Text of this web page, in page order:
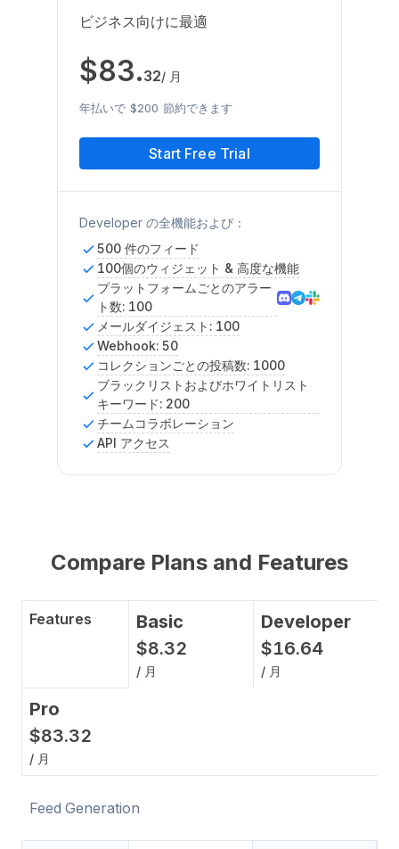
ビジネス向けに最適
$83.32/ 月
年払いで $200 節約できます
Start Free Trial
Developer の全機能および：
500 件のフィード
100個のウィジェット & 高度な機能
プラットフォームごとのアラー
ト数: 100
メールダイジェスト: 100
Webhook: 50
コレクションごとの投稿数: 1000
ブラックリストおよびホワイトリスト
キーワード: 200
チームコラボレーション
API アクセス
Compare Plans and Features
Features
Basic
$8.32
/ 月
Developer
$16.64
/ 月
Pro
$83.32
/ 月
Feed Generation